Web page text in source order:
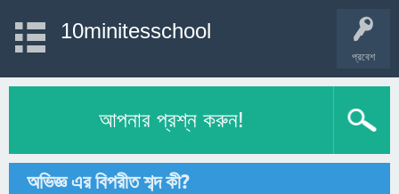
প্রবেশ
10minitesschool
আপনার প্রশ্ন করুন!
অভিজ্ঞ এর বিপরীত শব্দ কী?